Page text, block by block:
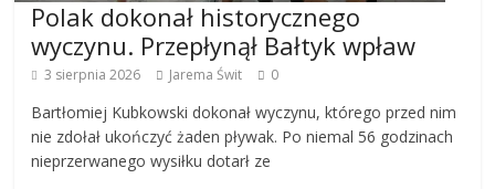
Polak dokonał historycznego
wyczynu. Przepłynął Bałtyk wpław
3 sierpnia 2026 Jarema Świt 0
Bartłomiej Kubkowski dokonał wyczynu, którego przed nim
nie zdołał ukończyć żaden pływak. Po niemal 56 godzinach
nieprzerwanego wysiłku dotarł ze